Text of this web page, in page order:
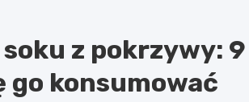
z pokrzywy: 9
go konsumować